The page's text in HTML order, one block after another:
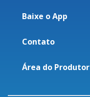
Baixe o App
Contato
Área do Produtor